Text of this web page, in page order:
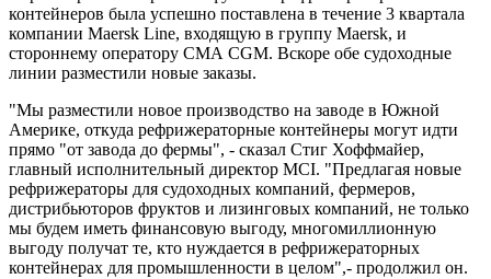
контейнеров была успешно поставлена в течение 3 квартала
компании Maersk Line, входящую в группу Maersk, и
стороннему оператору CMA CGM. Вскоре обе судоходные
линии разместили новые заказы.
"Мы разместили новое производство на заводе в Южной
Америке, откуда рефрижераторные контейнеры могут идти
прямо "от завода до фермы", - сказал Стиг Хоффмайер,
главный исполнительный директор MCI. "Предлагая новые
рефрижераторы для судоходных компаний, фермеров,
дистрибьюторов фруктов и лизинговых компаний, не только
мы будем иметь финансовую выгоду, многомиллионную
выгоду получат те, кто нуждается в рефрижераторных
контейнерах для промышленности в целом",- продолжил он.